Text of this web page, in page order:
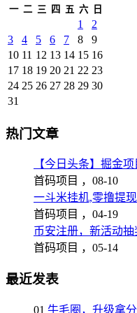
一 二 三 四 五 六 日
1
2
3
4 5 6 7 8
9
10 11 12 13 14 15 16
17 18 19 20 21 22 23
24 25 26 27 28 29 30
31
热门文章
【今日头条】掘金
首码项目 ， 08-10
一斗米挂机,零撸提
首码项目 ， 04-19
币安注册，新活动
首码项目 ， 05-14
最近发表
01 牛毛圈，升级拿